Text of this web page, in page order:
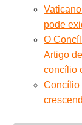
pode
O
Artigo
concílio
Concílio